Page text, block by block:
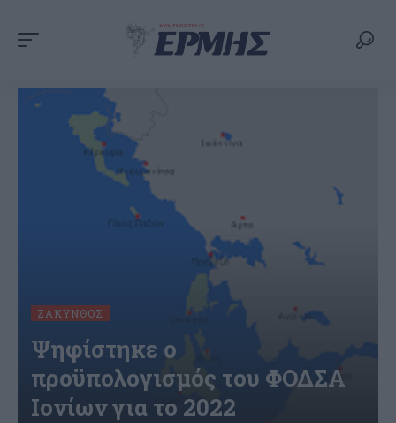
ΖΆΚΥΝΘΟΣ
Ψηφίστηκε ο
προϋπολογισμός του ΦΟΔΣΑ
Ιονίων για το 2022